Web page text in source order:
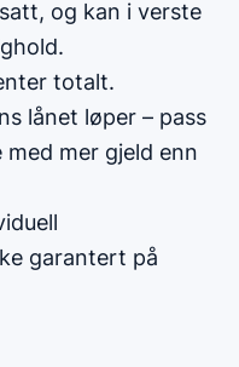
og kan i verste
totalt.
lånet løper – pass
mer gjeld enn
garantert på